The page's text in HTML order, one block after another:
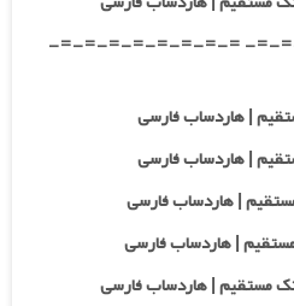
-=-=-=-=-=-=-=-=-=-